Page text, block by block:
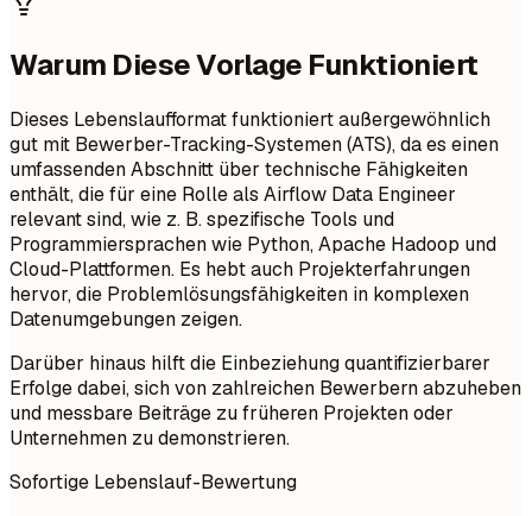
Warum Diese Vorlage Funktioniert
Dieses Lebenslaufformat funktioniert außergewöhnlich
gut mit Bewerber-Tracking-Systemen (ATS), da es einen
umfassenden Abschnitt über technische Fähigkeiten
enthält, die für eine Rolle als Airflow Data Engineer
relevant sind, wie z. B. spezifische Tools und
Programmiersprachen wie Python, Apache Hadoop und
Cloud-Plattformen. Es hebt auch Projekterfahrungen
hervor, die Problemlösungsfähigkeiten in komplexen
Datenumgebungen zeigen.
Darüber hinaus hilft die Einbeziehung quantifizierbarer
Erfolge dabei, sich von zahlreichen Bewerbern abzuheben
und messbare Beiträge zu früheren Projekten oder
Unternehmen zu demonstrieren.
Sofortige Lebenslauf-Bewertung